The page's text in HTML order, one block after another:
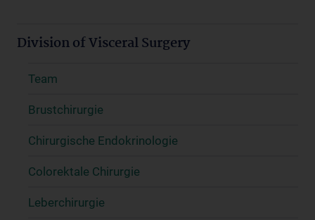
Division of Visceral Surgery
Team
Brustchirurgie
Chirurgische Endokrinologie
Colorektale Chirurgie
Leberchirurgie